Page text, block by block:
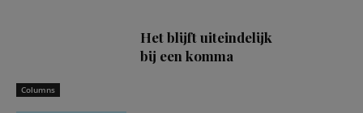
Columns
Het blijft uiteindelijk
bij een komma